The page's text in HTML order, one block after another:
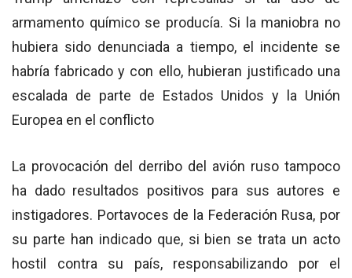
armamento químico se producía. Si la maniobra no
hubiera sido denunciada a tiempo, el incidente se
habría fabricado y con ello, hubieran justificado una
escalada de parte de Estados Unidos y la Unión
Europea en el conflicto
La provocación del derribo del avión ruso tampoco
ha dado resultados positivos para sus autores e
instigadores. Portavoces de la Federación Rusa, por
su parte han indicado que, si bien se trata un acto
hostil contra su país, responsabilizando por el